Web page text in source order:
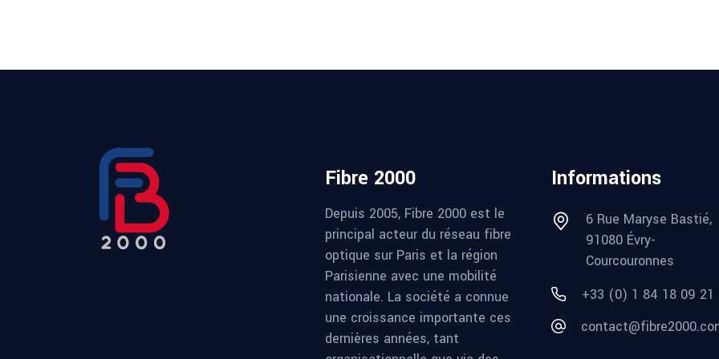
Fibre 2000
Depuis 2005, Fibre 2000 est le
principal acteur du réseau fibre
optique sur Paris et la région
Parisienne avec une mobilité
nationale. La société a connue
une croissance importante ces
dernières années, tant
Informations
6 Rue Maryse Bastié,
91080 Évry-
Courcouronnes
+33 (0) 1 84 18 09 21